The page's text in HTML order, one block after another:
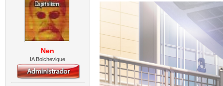
Nen
IA Bolchevique